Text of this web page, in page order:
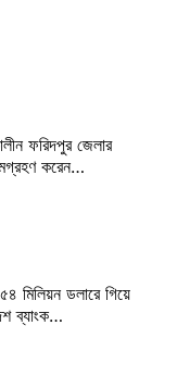
ফরিদপুর জেলার
করেন…
মিলিয়ন ডলারে গিয়ে
ব্যাংক…